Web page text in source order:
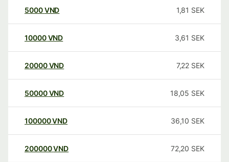
5000VND 1,81 SEK
10000 VND 3,61 SEK
20000 VND 7,22 SEK
50000 VND 18,05 SEK
100000VND 36,10 SEK
200000VND 72,20 SEK